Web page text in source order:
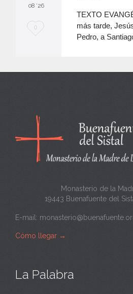
08 '26
M
n
a
0
TEXTO
más tarde,
Pedro, a
Monasterio de la
19443 Buenafuente del
E-mail:
Cómo llegar →
La Palabra